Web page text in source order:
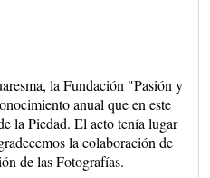
la Fundación "Pasión y
anual que en este
la Piedad. El acto tenía lugar
la colaboración de
de las Fotografías.